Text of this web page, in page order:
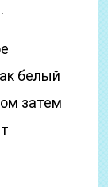
белый
затем